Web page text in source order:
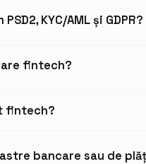
KYC/AML și GDPR?
fintech?
fintech?
bancare sau de